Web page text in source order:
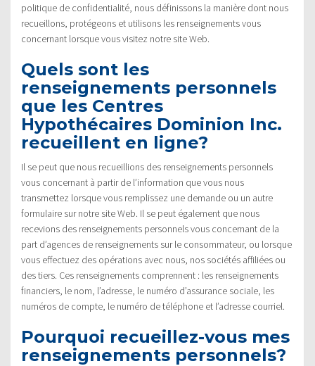
politique de confidentialité, nous définissons la manière dont nous
recueillons, protégeons et utilisons les renseignements vous
concernant lorsque vous visitez notre site Web.
Quels sont les
renseignements personnels
que les Centres
Hypothécaires Dominion Inc.
recueillent en ligne?
Il se peut que nous recueillions des renseignements personnels
vous concernant à partir de l’information que vous nous
transmettez lorsque vous remplissez une demande ou un autre
formulaire sur notre site Web. Il se peut également que nous
recevions des renseignements personnels vous concernant de la
part d’agences de renseignements sur le consommateur, ou lorsque
vous effectuez des opérations avec nous, nos sociétés affiliées ou
des tiers. Ces renseignements comprennent : les renseignements
financiers, le nom, l’adresse, le numéro d’assurance sociale, les
numéros de compte, le numéro de téléphone et l’adresse courriel.
Pourquoi recueillez-vous mes
renseignements personnels?